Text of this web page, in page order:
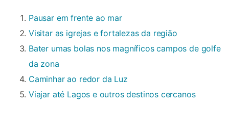
Pausar em frente ao mar
Visitar as igrejas e fortalezas da região
Bater umas bolas nos magníficos campos de golfe
da zona
Caminhar ao redor da Luz
Viajar até Lagos e outros destinos cercanos